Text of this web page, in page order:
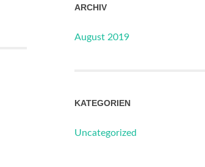
ARCHIV
August 2019
KATEGORIEN
Uncategorized